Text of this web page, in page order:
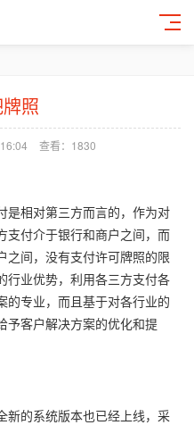
照
查看： 1830
是相对第三方而言的，作为对
支付介于银行和商户之间，而
之间，没有支付许可牌照的限
行业优势，利用各三方支付各
的专业，而且基于对各行业的
予客户解决方案的优化和提
新的系统版本也已经上线，采